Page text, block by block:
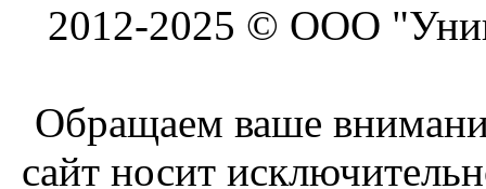
2012-2025 © ООО
Обращаем ваше
сайт носит